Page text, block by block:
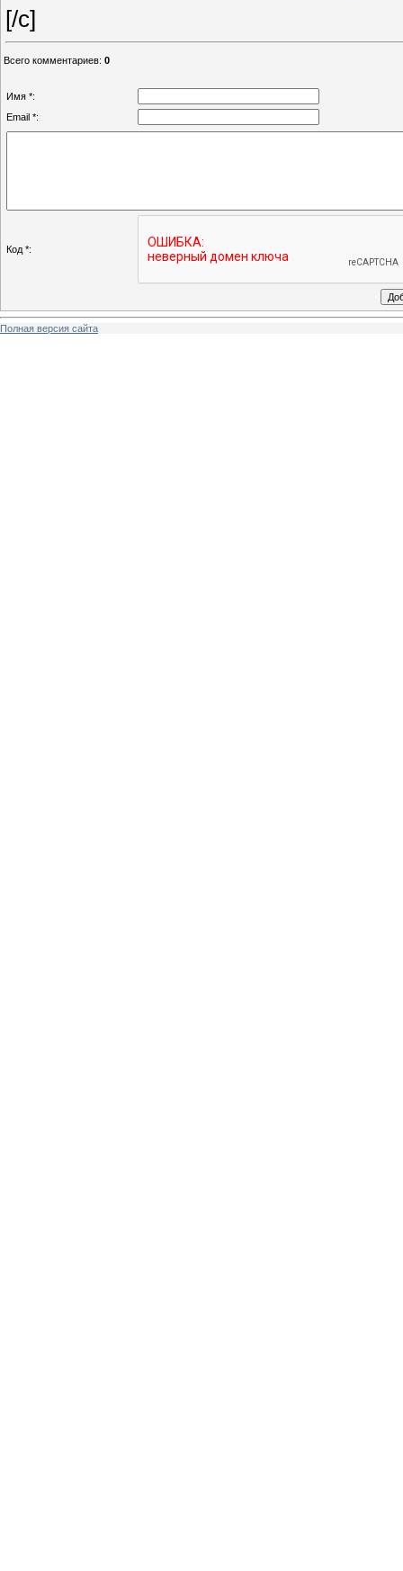
[/c]
Всего комментариев: 0
Имя *:
Email *:
Код *:
Полная версия сайта